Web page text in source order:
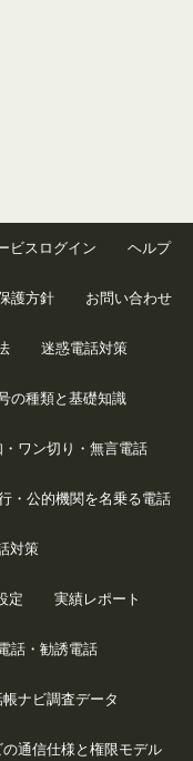
ビスログイン ヘルプ
護方針 お問い合わせ
迷惑電話対策
の種類と基礎知識
・ワン切り・無言電話
・公的機関を名乗る電話
対策
定 実績レポート
話・勧誘電話
帳ナビ調査データ
の通信仕様と権限モデル